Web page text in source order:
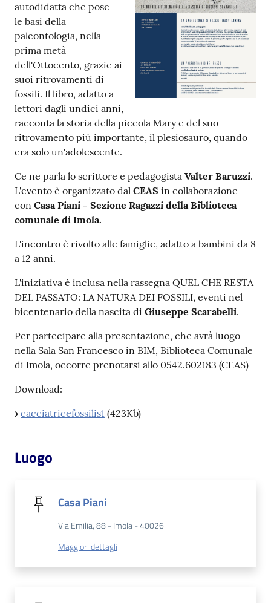
Archivio
storico
Decentrate
Patto
per
la
lettura
Seguici
su
Catalogo
on line
autodidatta che pose
le basi della
paleontologia, nella
prima metà
dell'Ottocento, grazie ai
suoi ritrovamenti di
fossili. Il libro, adatto a
lettori dagli undici anni,
racconta la storia della piccola Mary e del suo
ritrovamento più importante, il plesiosauro, quando
era solo un'adolescente.
Ce ne parla lo scrittore e pedagogista Valter Baruzzi.
L'evento è organizzato dal CEAS in collaborazione
con Casa Piani - Sezione Ragazzi della Biblioteca
comunale di Imola.
L'incontro è rivolto alle famiglie, adatto a bambini da 8
a 12 anni.
L'iniziativa è inclusa nella rassegna QUEL CHE RESTA
DEL PASSATO: LA NATURA DEI FOSSILI, eventi nel
bicentenario della nascita di Giuseppe Scarabelli.
Per partecipare alla presentazione, che avrà luogo
nella Sala San Francesco in BIM, Biblioteca Comunale
di Imola, occorre prenotarsi allo 0542.602183 (CEAS)
Download:
› cacciatricefossilis1 (423Kb)
Luogo
Casa Piani
Via Emilia, 88 - Imola - 40026
Maggiori dettagli